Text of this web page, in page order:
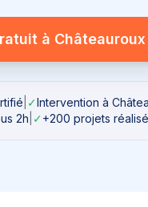
à Châteauroux
✓Intervention à
2h ✓+200 projets